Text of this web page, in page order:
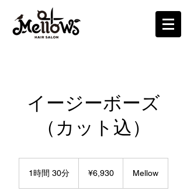
イージーボーズ
（カット込）
1時間 30分 ¥6,930 Mellow